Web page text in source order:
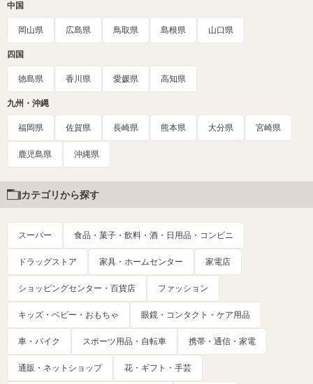
中国
岡山県 広島県 鳥取県 島根県 山口県
四国
徳島県 香川県 愛媛県 高知県
九州・沖縄
福岡県 佐賀県 長崎県 熊本県 大分県 宮崎県
鹿児島県 沖縄県
カテゴリから探す
スーパー 食品・菓子・飲料・酒・日用品・コンビニ
ドラッグストア 家具・ホームセンター 家電店
ショッピングセンター・百貨店 ファッション
キッズ・ベビー・おもちゃ 眼鏡・コンタクト・ケア用品
車・バイク スポーツ用品・自転車 携帯・通信・家電
通販・ネットショップ 花・ギフト・手芸